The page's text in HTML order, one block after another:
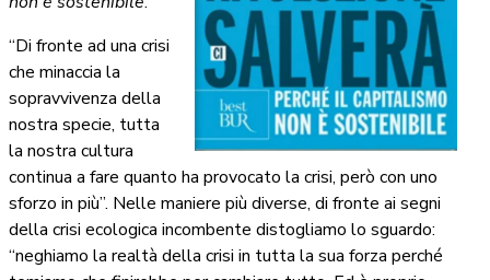
“Di fronte ad una crisi
che minaccia la
sopravvivenza della
nostra specie, tutta
la nostra cultura
continua a fare quanto ha provocato la crisi, però con uno
sforzo in più”. Nelle maniere più diverse, di fronte ai segni
della crisi ecologica incombente distogliamo lo sguardo:
“neghiamo la realtà della crisi in tutta la sua forza perché